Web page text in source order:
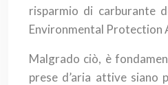
risparmio di carburante
Environmental Protection
Malgrado ciò, è
prese d’aria attive siano